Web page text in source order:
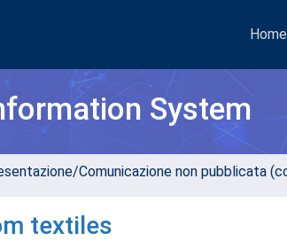
Home
System
Comunicazione non pubblicata
textiles